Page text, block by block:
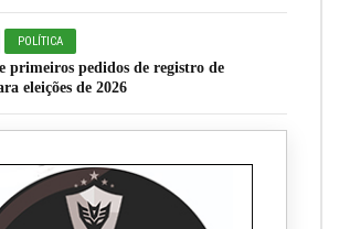
POLÍTICA
primeiros pedidos de registro de
eleições de 2026